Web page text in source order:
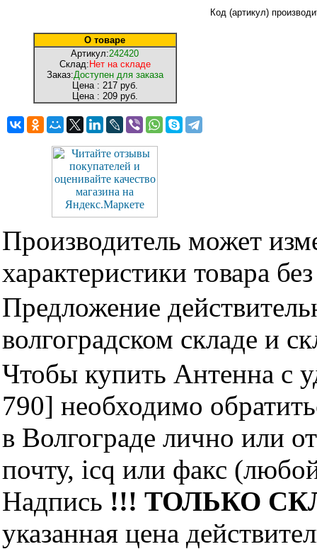
О товаре
Артикул:242420
Склад: Нет на складе
Заказ:Доступен для заказа
Цена : 217 руб.
Цена : 209 руб.
Код (артикул)
Производитель может
характеристики товара
Предложение
волгоградском складе и
Чтобы купить Антенна с
790] необходимо
в Волгограде лично или
почту, icq или факс
Надпись !!! ТОЛЬКО
указанная цена